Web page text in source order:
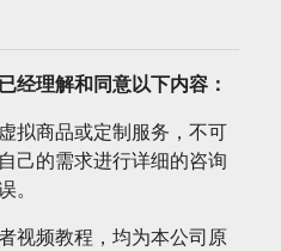
经理解和同意以下内容：
拟商品或定制服务，不可
己的需求进行详细的咨询
。
视频教程，均为本公司原